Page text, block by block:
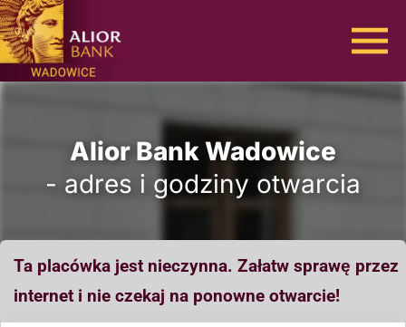
Alior Bank Wadowice
- adres i godziny otwarcia
Ta placówka jest nieczynna. Załatw sprawę przez
internet i nie czekaj na ponowne otwarcie!